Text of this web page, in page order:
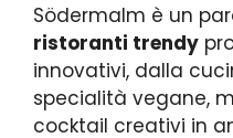
Södermalm è un
ristoranti trendy
innovativi, dalla
specialità vegane,
cocktail creativi in